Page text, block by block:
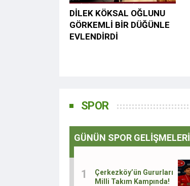
DİLEK KÖKSAL OĞLUNU
GÖRKEMLİ BİR DÜĞÜNLE
EVLENDİRDİ
SPOR
GÜNÜN SPOR GELİŞMELERİ
Çerkezköy’ün Gururları
Milli Takım Kampında!